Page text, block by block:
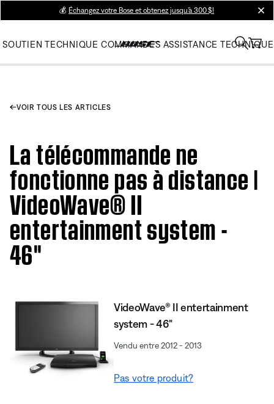
💰 Échangez votre Bose et obtenez jusqu’à 300 $!
SOUTIEN TECHNIQUE COMMANDES ASSISTANCE TECHNIQUE
VOIR TOUS LES ARTICLES
La télécommande ne
fonctionne pas à distance |
VideoWave® II
entertainment system -
46"
VideoWave® II entertainment
system - 46"
Vendu entre 2012 - 2013
Pas votre produit?